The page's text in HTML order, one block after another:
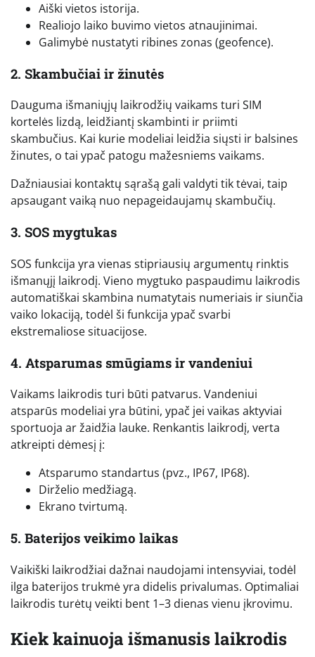
Aiški vietos istorija.
Realiojo laiko buvimo vietos atnaujinimai.
Galimybė nustatyti ribines zonas (geofence).
2. Skambučiai ir žinutės
Dauguma išmaniųjų laikrodžių vaikams turi SIM
kortelės lizdą, leidžiantį skambinti ir priimti
skambučius. Kai kurie modeliai leidžia siųsti ir balsines
žinutes, o tai ypač patogu mažesniems vaikams.
Dažniausiai kontaktų sąrašą gali valdyti tik tėvai, taip
apsaugant vaiką nuo nepageidaujamų skambučių.
3. SOS mygtukas
SOS funkcija yra vienas stipriausių argumentų rinktis
išmanųjį laikrodį. Vieno mygtuko paspaudimu laikrodis
automatiškai skambina numatytais numeriais ir siunčia
vaiko lokaciją, todėl ši funkcija ypač svarbi
ekstremaliose situacijose.
4. Atsparumas smūgiams ir vandeniui
Vaikams laikrodis turi būti patvarus. Vandeniui
atsparūs modeliai yra būtini, ypač jei vaikas aktyviai
sportuoja ar žaidžia lauke. Renkantis laikrodį, verta
atkreipti dėmesį į:
Atsparumo standartus (pvz., IP67, IP68).
Dirželio medžiagą.
Ekrano tvirtumą.
5. Baterijos veikimo laikas
Vaikiški laikrodžiai dažnai naudojami intensyviai, todėl
ilga baterijos trukmė yra didelis privalumas. Optimaliai
laikrodis turėtų veikti bent 1–3 dienas vienu įkrovimu.
Kiek kainuoja išmanusis laikrodis